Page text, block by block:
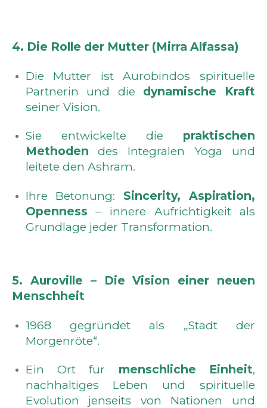
4. Die Rolle der Mutter (Mirra Alfassa)
Die Mutter ist Aurobindos spirituelle
Partnerin und die dynamische Kraft
seiner Vision.
Sie entwickelte die praktischen
Methoden des Integralen Yoga und
leitete den Ashram.
Ihre Betonung: Sincerity, Aspiration,
Openness – innere Aufrichtigkeit als
Grundlage jeder Transformation.
5. Auroville – Die Vision einer neuen
Menschheit
1968 gegründet als „Stadt der
Morgenröte“.
Ein Ort für menschliche Einheit,
nachhaltiges Leben und spirituelle
Evolution jenseits von Nationen und